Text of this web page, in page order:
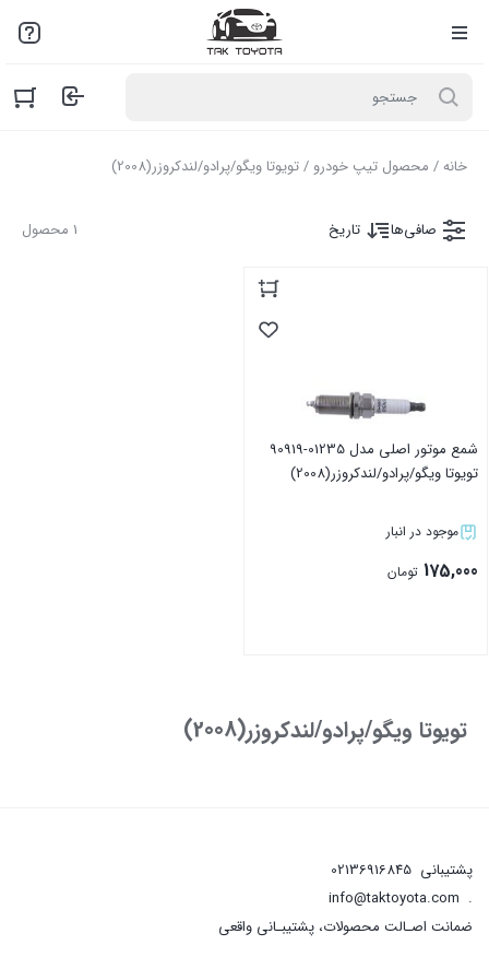
لطفاً به علت نوسانات بازار با مـا تمـاس بگیرید: 02136916845
خانه/ محصول تیپ خودرو / تویوتا ویگو/پرادو/لندکروزر(2008)
1 محصول صافی‌ها تاریخ
شمع موتور اصلی مدل 01235-90919
تویوتا ویگو/پرادو/لندکروزر(2008)
موجود در انبار
175,000 تومان
تویوتا ویگو/پرادو/لندکروزر(2008)
پشتیبانی 02136916845
.
info@taktoyota.com
ضمانت اصـالت محصولات، پشتیبـانی واقعی